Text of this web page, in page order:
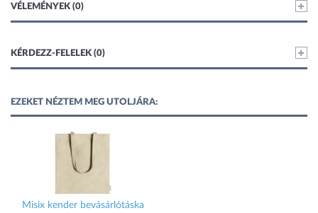
VÉLEMÉNYEK (0)
KÉRDEZZ-FELELEK (0)
EZEKET NÉZTEM MEG UTOLJÁRA:
Misix kender bevásárlótáska